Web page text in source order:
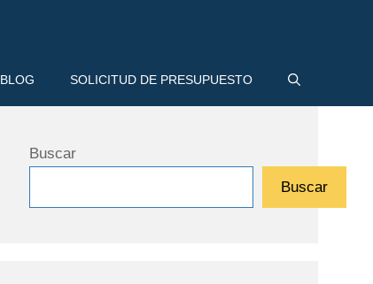
BLOG SOLICITUD DE PRESUPUESTO
Buscar
Buscar